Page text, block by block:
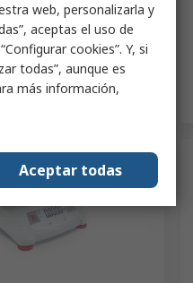
Añadir
web, personalizarla y
aceptas el uso de
cookies”. Y, si
todas”, aunque es
más información,
Aceptar todas